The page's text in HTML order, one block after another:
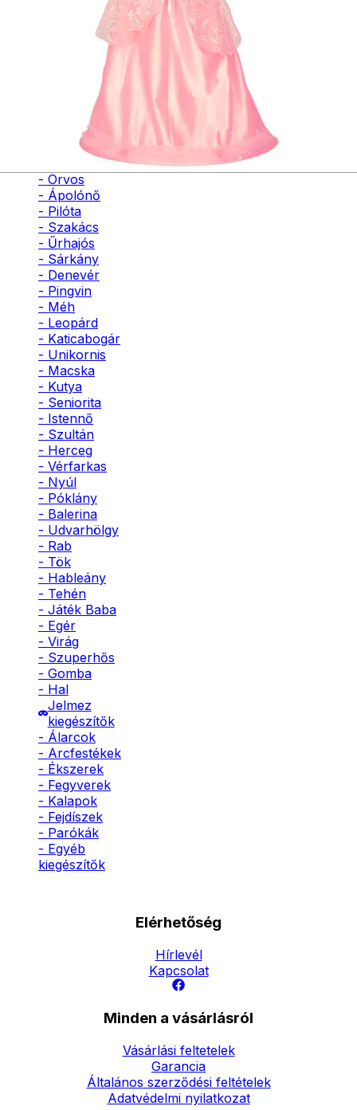
- Csontváz
- Szellem
- Cowboy
- Cowgirl
- Orvos
- Ápolónő
- Pilóta
- Szakács
- Űrhajós
- Sárkány
- Denevér
- Pingvin
- Méh
- Leopárd
- Katicabogár
- Unikornis
- Macska
- Kutya
- Seniorita
- Istennő
- Szultán
- Herceg
- Vérfarkas
- Nyúl
- Póklány
- Balerina
- Udvarhölgy
- Rab
- Tök
- Hableány
- Tehén
- Játék Baba
- Egér
- Virág
- Szuperhős
- Gomba
- Hal
Jelmez
kiegészítők
- Álarcok
- Arcfestékek
- Ékszerek
- Fegyverek
- Kalapok
- Fejdíszek
- Parókák
- Egyéb
kiegészítők
Elérhetőség
Hírlevél
Kapcsolat
Minden a vásárlásról
Vásárlási feltetelek
Garancia
Általános szerződési feltételek
Adatvédelmi nyilatkozat